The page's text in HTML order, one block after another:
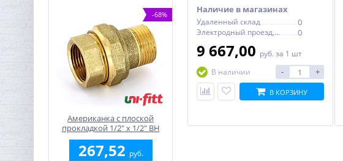
-68%
Американка с плоской
прокладкой 1/2" x 1/2" ВН
латунь UNI-FITT
267,52 руб.
Наличие в магазинах
Удаленный склад 0
Электродный проезд, 6с1 0
9 667,00 руб. за 1 шт
В наличии
- +
В КОРЗИНУ